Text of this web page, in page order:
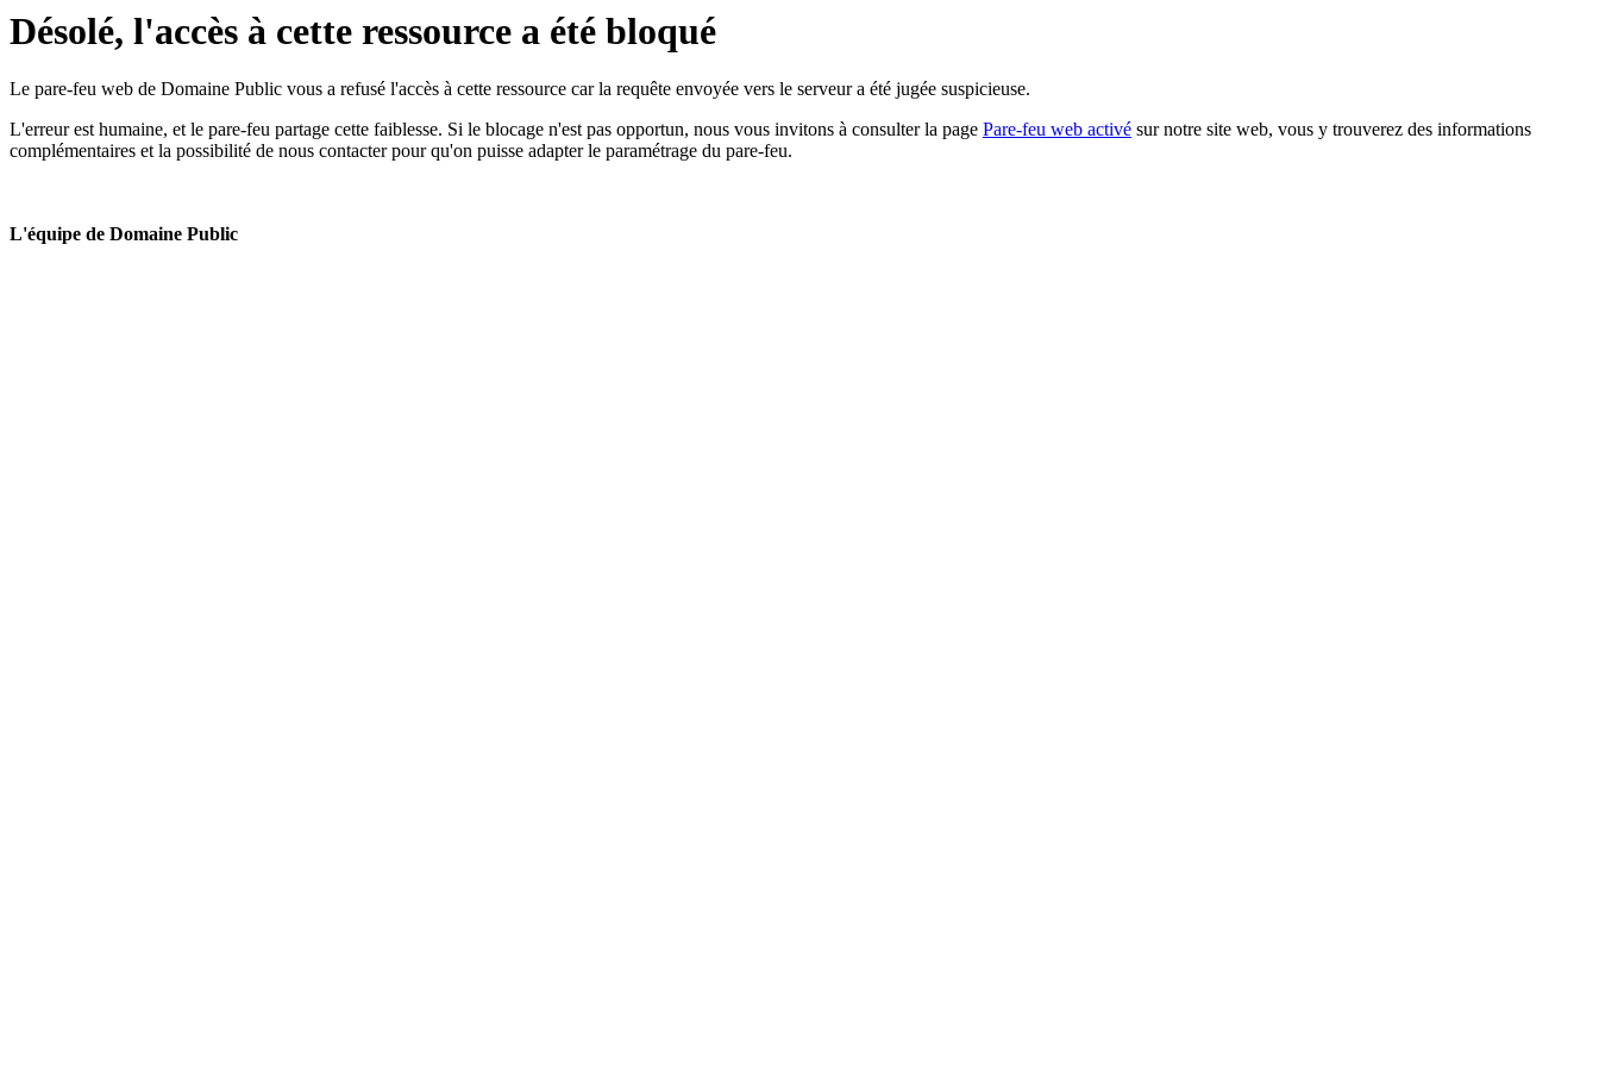
Désolé, l'accès à cette ressource a été bloqué
Le pare-feu web de Domaine Public vous a refusé l'accès à cette ressource car la requête envoyée vers le serveur a été jugée suspicieuse.
L'erreur est humaine, et le pare-feu partage cette faiblesse. Si le blocage n'est pas opportun, nous vous invitons à consulter la page Pare-feu web activé sur notre site web, vous y trouverez des informations
complémentaires et la possibilité de nous contacter pour qu'on puisse adapter le paramétrage du pare-feu.
L'équipe de Domaine Public